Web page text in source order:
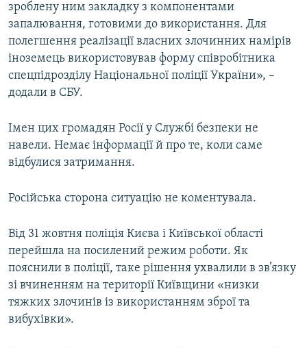
зроблену ним закладку з компонентами
запалювання, готовими до використання. Для
полегшення реалізації власних злочинних намірів
іноземець використовував форму співробітника
спецпідрозділу Національної поліції України», –
додали в СБУ.
Імен цих громадян Росії у Службі безпеки не
навели. Немає інформації й про те, коли саме
відбулися затримання.
Російська сторона ситуацію не коментувала.
Від 31 жовтня поліція Києва і Київської області
перейшла на посилений режим роботи. Як
пояснили в поліції, таке рішення ухвалили в зв’язку
зі вчиненням на території Київщини «низки
тяжких злочинів із використанням зброї та
вибухівки».